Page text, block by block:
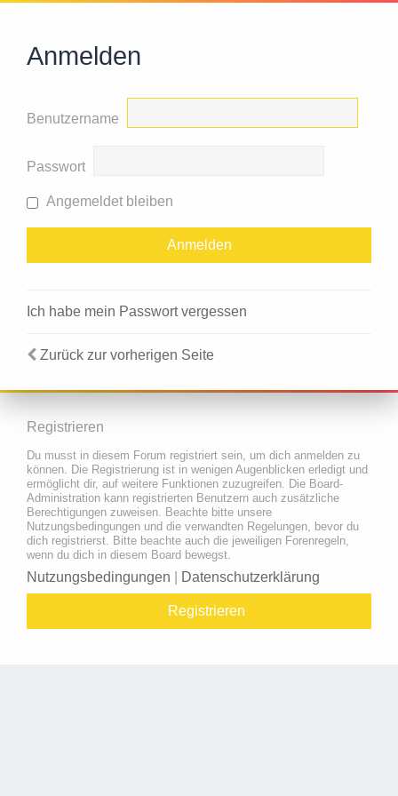
Anmelden
Benutzername
Passwort
Angemeldet bleiben
Ich habe mein Passwort vergessen
Zurück zur vorherigen Seite
Registrieren
Du musst in diesem Forum registriert sein, um dich anmelden zu
können. Die Registrierung ist in wenigen Augenblicken erledigt und
ermöglicht dir, auf weitere Funktionen zuzugreifen. Die Board-
Administration kann registrierten Benutzern auch zusätzliche
Berechtigungen zuweisen. Beachte bitte unsere
Nutzungsbedingungen und die verwandten Regelungen, bevor du
dich registrierst. Bitte beachte auch die jeweiligen Forenregeln,
wenn du dich in diesem Board bewegst.
Nutzungsbedingungen Datenschutzerklärung
Registrieren